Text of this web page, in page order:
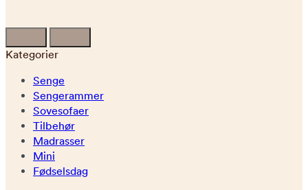
Kategorier
Senge
Sengerammer
Sovesofaer
Tilbehør
Madrasser
Mini
Fødselsdag